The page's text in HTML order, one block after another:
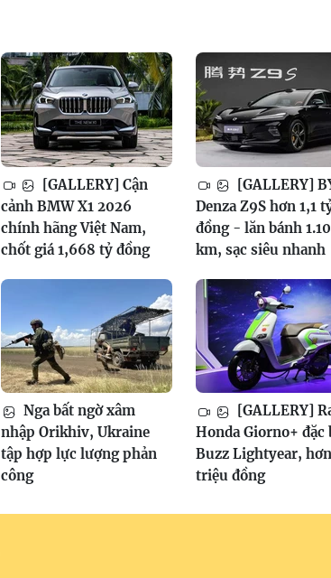
[GALLERY] Cận
cảnh BMW X1 2026
chính hãng Việt Nam,
chốt giá 1,668 tỷ đồng
[GALLERY]
Denza Z9S hơn 1,1
đồng - lăn bánh
km, sạc siêu nhanh
Nga bất ngờ xâm
nhập Orikhiv, Ukraine
tập hợp lực lượng phản
công
[GALLERY]
Honda Giorno+ đặc
Buzz Lightyear,
triệu đồng